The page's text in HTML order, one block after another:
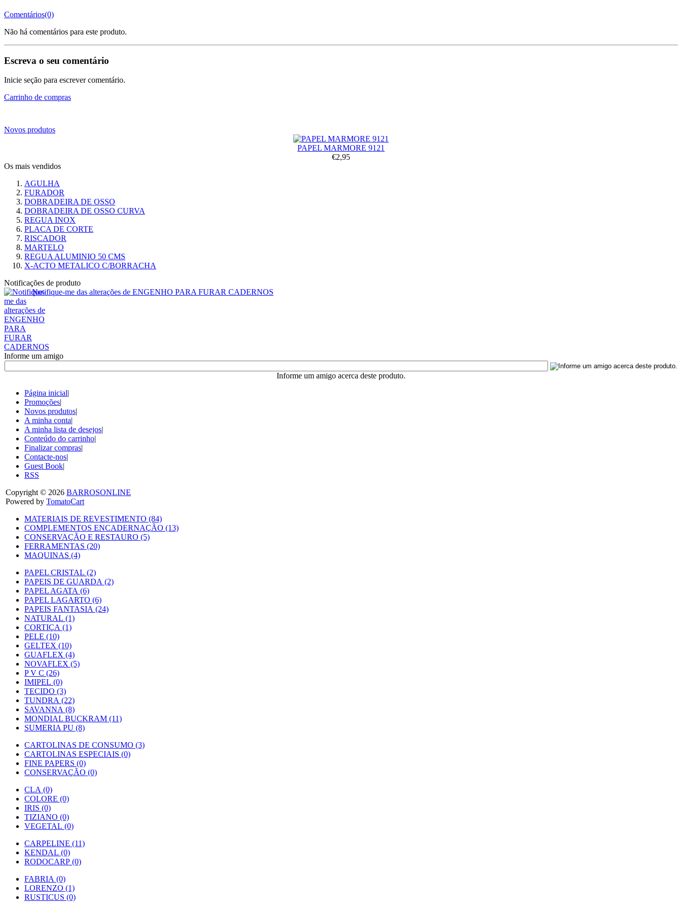
Comentários(0)
Não há comentários para este produto.
Escreva o seu comentário
Inicie seção para escrever comentário.
Carrinho de compras
Novos produtos
PAPEL MARMORE 9121
€2,95
Os mais vendidos
AGULHA
FURADOR
DOBRADEIRA DE OSSO
DOBRADEIRA DE OSSO CURVA
REGUA INOX
PLACA DE CORTE
RISCADOR
MARTELO
REGUA ALUMINIO 50 CMS
X-ACTO METALICO C/BORRACHA
Notificações de produto
Notifique-me das alterações de ENGENHO PARA FURAR CADERNOS
Informe um amigo
Informe um amigo acerca deste produto.
Página inicial|
Promoções|
Novos produtos|
A minha conta|
A minha lista de desejos|
Conteúdo do carrinho|
Finalizar compras|
Contacte-nos|
Guest Book|
RSS
Copyright © 2026 BARROSONLINE
Powered by TomatoCart
MATERIAIS DE REVESTIMENTO (84)
COMPLEMENTOS ENCADERNAÇÃO (13)
CONSERVAÇÃO E RESTAURO (5)
FERRAMENTAS (20)
MAQUINAS (4)
PAPEL CRISTAL (2)
PAPEIS DE GUARDA (2)
PAPEL AGATA (6)
PAPEL LAGARTO (6)
PAPEIS FANTASIA (24)
NATURAL (1)
CORTIÇA (1)
PELE (10)
GELTEX (10)
GUAFLEX (4)
NOVAFLEX (5)
P V C (26)
IMIPEL (0)
TECIDO (3)
TUNDRA (22)
SAVANNA (8)
MONDIAL BUCKRAM (11)
SUMERIA PU (8)
CARTOLINAS DE CONSUMO (3)
CARTOLINAS ESPECIAIS (0)
FINE PAPERS (0)
CONSERVAÇÃO (0)
CLA (0)
COLORE (0)
IRIS (0)
TIZIANO (0)
VEGETAL (0)
CARPELINE (11)
KENDAL (0)
RODOCARP (0)
FABRIA (0)
LORENZO (1)
RUSTICUS (0)